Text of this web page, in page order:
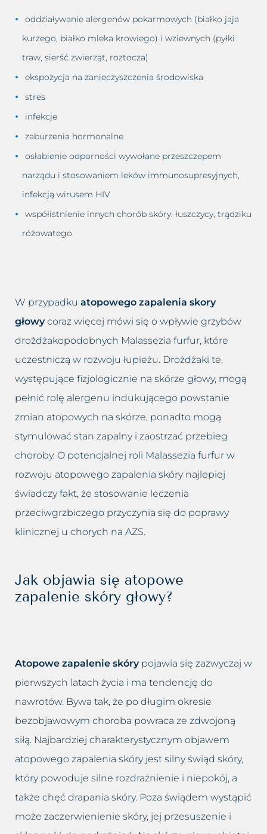
Zapadnięta twarz
Zastoje limfatyczne
Zmarszczki
Zmęczona twarz
Łysienie bliznowaciejące
Łysienie telogenowe
Łysienie plackowate
Łysienie androgenowe
Łojotokowe zapalenie skóry
głowy
Łupież
Łuszczyca skóry głowy
Grzybica skóry głowy
Atopowe zapalenie skóry głowy
Usuwanie cellulitu
Usuwanie makijażu
permanentnego
Usuwanie prosaków
Usuwanie przebarwień
Usuwanie rozstępów
Usuwanie tatuażu
Usuwanie tkanki tłuszczowej
Usuwanie worków i cieni pod
oczami
Usuwanie zmarszczek
Wybielanie okolic intymnych
Wypełnianie doliny łez
Zamykanie naczynek
oddziaływanie alergenów pokarmowych (białko jaja
kurzego, białko mleka krowiego) i wziewnych (pyłki
traw, sierść zwierząt, roztocza)
ekspozycja na zanieczyszczenia środowiska
stres
infekcje
zaburzenia hormonalne
osłabienie odporności wywołane przeszczepem
narządu i stosowaniem leków immunosupresyjnych,
infekcją wirusem HIV
współistnienie innych chorób skóry: łuszczycy, trądziku
różowatego.
W przypadku atopowego zapalenia skory
głowycoraz więcej mówi się o wpływie grzybów
drożdżakopodobnych Malassezia furfur, które
uczestniczą w rozwoju łupieżu. Drożdżaki te,
występujące fizjologicznie na skórze głowy, mogą
pełnić rolę alergenu indukującego powstanie
zmian atopowych na skórze, ponadto mogą
stymulować stan zapalny i zaostrzać przebieg
choroby. O potencjalnej roli Malassezia furfur w
rozwoju atopowego zapalenia skóry najlepiej
świadczy fakt, że stosowanie leczenia
przeciwgrzbiczego przyczynia się do poprawy
klinicznej u chorych na AZS.
Jak objawia się atopowe
zapalenie skóry głowy?
Atopowe zapalenie skórypojawia się zazwyczaj w
pierwszych latach życia i ma tendencję do
nawrotów. Bywa tak, że po długim okresie
bezobjawowym choroba powraca ze zdwojoną
siłą. Najbardziej charakterystycznym objawem
atopowego zapalenia skóry jest silny świąd skóry,
który powoduje silne rozdrażnienie i niepokój, a
także chęć drapania skóry. Poza świądem wystąpić
może zaczerwienienie skóry, jej przesuszenie i